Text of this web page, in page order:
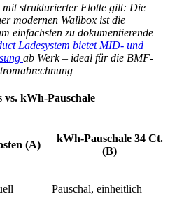
mit strukturierter Flotte gilt: Die
modernen Wallbox ist die
einfachsten zu dokumentierende
Ladesystem bietet MID- und
ab Werk – ideal für die BMF-
vs. kWh-Pauschale
(A)
kWh-Pauschale 34 Ct.
(B)
Pauschal, einheitlich